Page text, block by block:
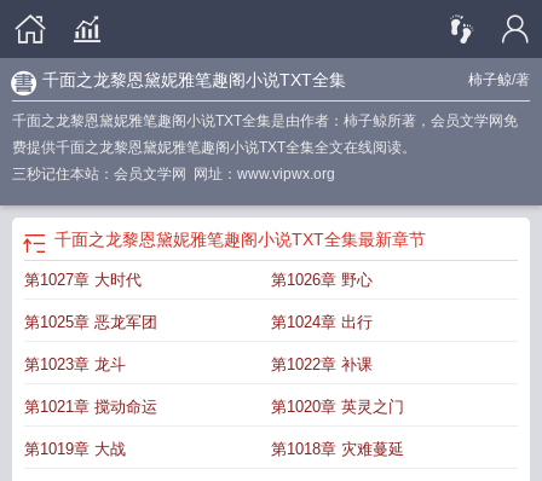
柿子鲸/著
千面之龙黎恩黛妮雅笔趣阁小说TXT全集
千面之龙黎恩黛妮雅笔趣阁小说TXT全集是由作者：柿子鲸所著，会员文学网免
费提供千面之龙黎恩黛妮雅笔趣阁小说TXT全集全文在线阅读。
三秒记住本站：会员文学网 网址：www.vipwx.org
千面之龙黎恩黛妮雅笔趣阁小说TXT全集最新章节
第1027章 大时代 第1026章 野心
第1025章 恶龙军团 第1024章 出行
第1023章 龙斗 第1022章 补课
第1021章 搅动命运 第1020章 英灵之门
第1019章 大战 第1018章 灾难蔓延